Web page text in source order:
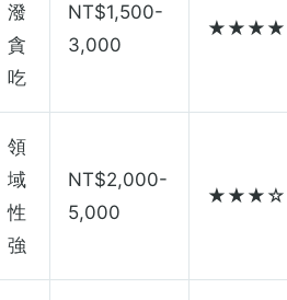
潑
貪
吃
NT$1,500-
3,000
領
域
性
強
NT$2,000-
5,000